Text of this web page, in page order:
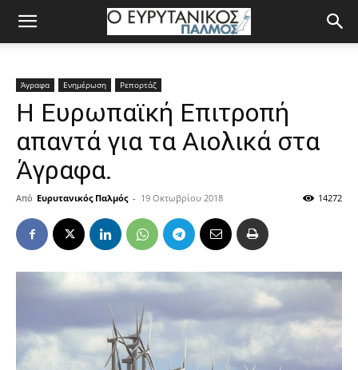
Άγραφα Ενημέρωση Ρεπορτάζ
Η Ευρωπαϊκή Επιτροπή
απαντά για τα Αιολικά στα
Άγραφα.
Από Ευρυτανικός Παλμός - 19 Οκτωβρίου 2018 14272